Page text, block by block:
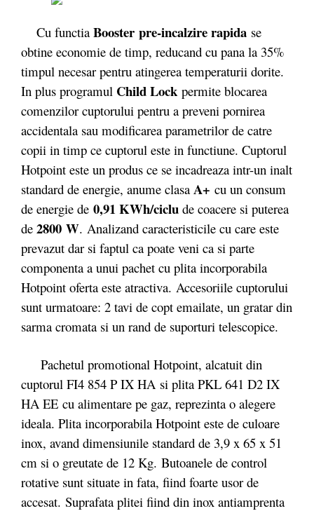
Cu functia Booster pre-incalzire rapida se
obtine economie de timp, reducand cu pana la 35%
timpul necesar pentru atingerea temperaturii dorite.
In plus programul Child Lock permite blocarea
comenzilor cuptorului pentru a preveni pornirea
accidentala sau modificarea parametrilor de catre
copii in timp ce cuptorul este in functiune. Cuptorul
Hotpoint este un produs ce se incadreaza intr-un inalt
standard de energie, anume clasa A+ cu un consum
de energie de 0,91 KWh/ciclu de coacere si puterea
de 2800 W. Analizand caracteristicile cu care este
prevazut dar si faptul ca poate veni ca si parte
componenta a unui pachet cu plita incorporabila
Hotpoint oferta este atractiva. Accesoriile cuptorului
sunt urmatoare: 2 tavi de copt emailate, un gratar din
sarma cromata si un rand de suporturi telescopice.
Pachetul promotional Hotpoint, alcatuit din
cuptorul FI4 854 P IX HA si plita PKL 641 D2 IX
HA EE cu alimentare pe gaz, reprezinta o alegere
ideala. Plita incorporabila Hotpoint este de culoare
inox, avand dimensiunile standard de 3,9 x 65 x 51
cm si o greutate de 12 Kg. Butoanele de control
rotative sunt situate in fata, fiind foarte usor de
accesat. Suprafata plitei fiind din inox antiamprenta